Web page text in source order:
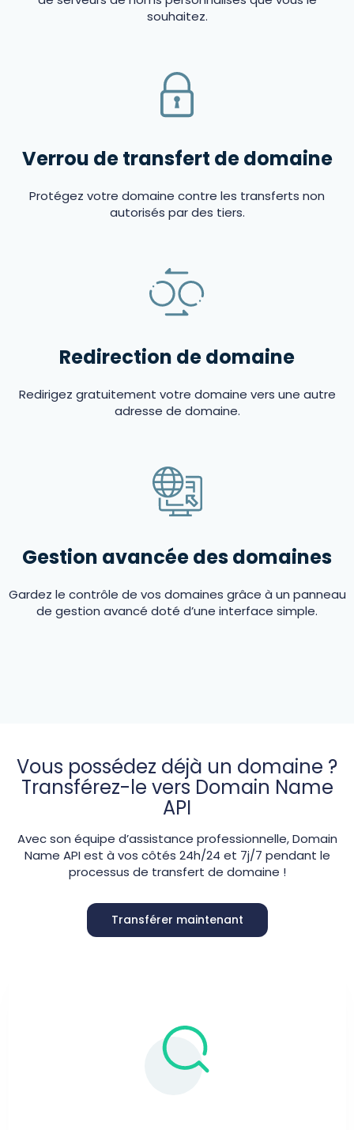
souhaitez.
Verrou de transfert de domaine
Protégez votre domaine contre les transferts non
autorisés par des tiers.
Redirection de domaine
Redirigez gratuitement votre domaine vers une autre
adresse de domaine.
Gestion avancée des domaines
Gardez le contrôle de vos domaines grâce à un panneau
de gestion avancé doté d’une interface simple.
Vous possédez déjà un domaine ?
Transférez-le vers Domain Name
API
Avec son équipe d’assistance professionnelle, Domain
Name API est à vos côtés 24h/24 et 7j/7 pendant le
processus de transfert de domaine !
Transférer maintenant